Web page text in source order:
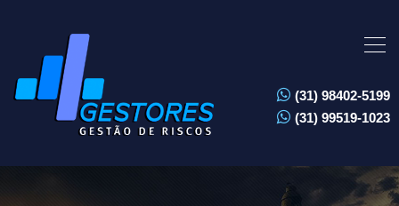
(31) 98402-5199
(31) 99519-1023